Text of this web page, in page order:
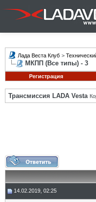
Лада Веста Клуб >
МКПП (Все типы) - 3
Регистрация
Трансмиссия LADA Vesta
14.02.2019, 02:25